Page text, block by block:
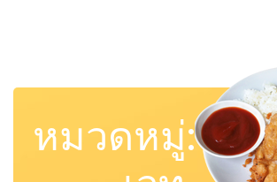
หมวดหมู่:รีโน